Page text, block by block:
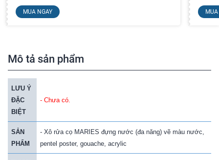
MUA NGAY
Mô tả sản phẩm
LƯU Ý
ĐẶC
BIỆT
- Chưa có.
SẢN
PHẨM
- Xô rửa cọ MARIES đựng nước (đa năng) vẽ màu nước,
pentel poster, gouache, acrylic